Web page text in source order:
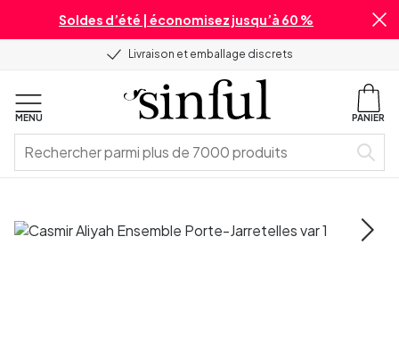
Soldes d’été | économisez jusqu’à 60 %
Livraison et emballage discrets
MENU PANIER